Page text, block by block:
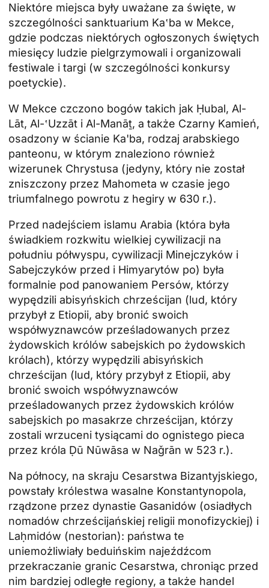
Niektóre miejsca były uważane za święte, w
szczególności sanktuarium Ka‛ba w Mekce,
gdzie podczas niektórych ogłoszonych świętych
miesięcy ludzie pielgrzymowali i organizowali
festiwale i targi (w szczególności konkursy
poetyckie).
W Mekce czczono bogów takich jak Ḥubal, Al-
Lāt, Al-‛Uzzāt i Al-Manāṯ, a także Czarny Kamień,
osadzony w ścianie Ka'ba, rodzaj arabskiego
panteonu, w którym znaleziono również
wizerunek Chrystusa (jedyny, który nie został
zniszczony przez Mahometa w czasie jego
triumfalnego powrotu z hegiry w 630 r.).
Przed nadejściem islamu Arabia (która była
świadkiem rozkwitu wielkiej cywilizacji na
południu półwyspu, cywilizacji Minejczyków i
Sabejczyków przed i Himyarytów po) była
formalnie pod panowaniem Persów, którzy
wypędzili abisyńskich chrześcijan (lud, który
przybył z Etiopii, aby bronić swoich
współwyznawców prześladowanych przez
żydowskich królów sabejskich po żydowskich
królach), którzy wypędzili abisyńskich
chrześcijan (lud, który przybył z Etiopii, aby
bronić swoich współwyznawców
prześladowanych przez żydowskich królów
sabejskich po masakrze chrześcijan, którzy
zostali wrzuceni tysiącami do ognistego pieca
przez króla Ḍū Nūwāsa w Naǧrān w 523 r.).
Na północy, na skraju Cesarstwa Bizantyjskiego,
powstały królestwa wasalne Konstantynopola,
rządzone przez dynastie Gasanidów (osiadłych
nomadów chrześcijańskiej religii monofizyckiej) i
Laḥmidów (nestorian): państwa te
uniemożliwiały beduińskim najeźdźcom
przekraczanie granic Cesarstwa, chroniąc przed
nim bardziej odległe regiony, a także handel